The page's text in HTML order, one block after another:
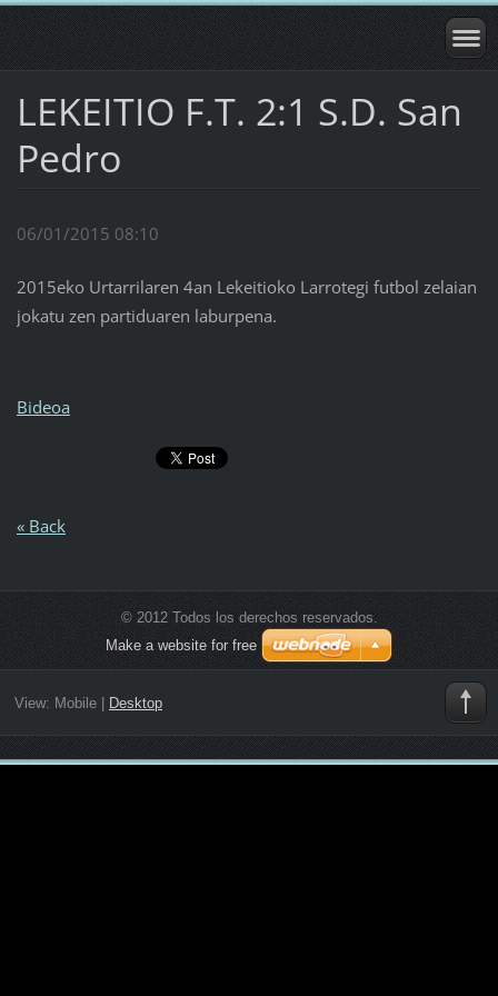
LEKEITIO F.T. 2:1 S.D. San
Pedro
06/01/2015 08:10
2015eko Urtarrilaren 4an Lekeitioko Larrotegi futbol zelaian
jokatu zen partiduaren laburpena.
Bideoa
« Back
© 2012 Todos los derechos reservados.
Make a website for free
View: Mobile| Desktop